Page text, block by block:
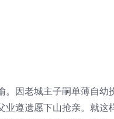
。因老城主子嗣单薄自
业遵遗愿下山抢亲。就